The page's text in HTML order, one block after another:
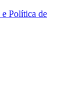
Política de